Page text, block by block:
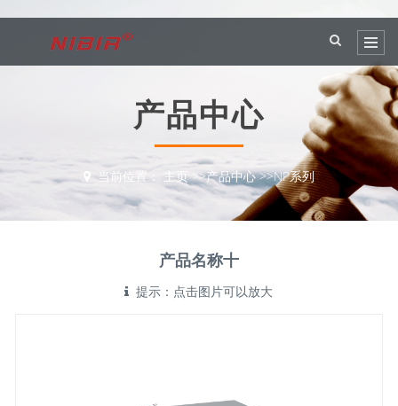
产品中心
当前位置： 主页>>产品中心>>NP系列
产品名称十
提示：点击图片可以放大